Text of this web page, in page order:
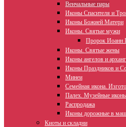
Венчальные пары
Иконы Спасителя и
Иконы Божией Матери
Иконы. Святые мужи
Пророк Иоанн
Иконы. Святые жены
Иконы ангелов и
Иконы Праздников и
Минеи
Семейная икона.
Палех. Музейные
Распродажа
Иконы дорожные в
Киоты и складни